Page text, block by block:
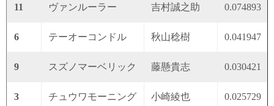
11 ヴァンルーラー 吉村誠之助 0.074893
6 テーオーコンドル 秋山稔樹 0.041947
9 スズノマーベリック 藤懸貴志 0.030421
3 チュウワモーニング 小崎綾也 0.025729